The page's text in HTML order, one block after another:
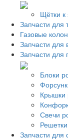
Щётки к
Запчасти для
Газовые
Запчасти для
Запчасти для
Блоки
Крышки
Свечи
Запчасти для